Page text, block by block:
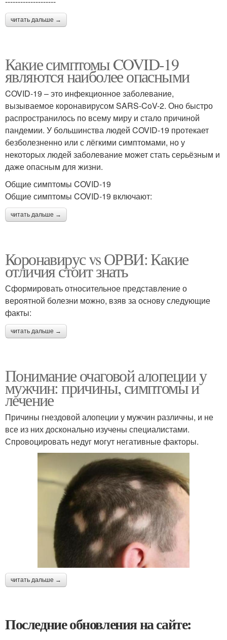
читать дальше →
Какие симптомы COVID-19
являются наиболее опасными
COVID-19 – это инфекционное заболевание,
вызываемое коронавирусом SARS-CoV-2. Оно быстро
распространилось по всему миру и стало причиной
пандемии. У большинства людей COVID-19 протекает
безболезненно или с лёгкими симптомами, но у
некоторых людей заболевание может стать серьёзным и
даже опасным для жизни.
Общие симптомы COVID-19
Общие симптомы COVID-19 включают:
читать дальше →
Коронавирус vs ОРВИ: Какие
отличия стоит знать
Сформировать относительное представление о
вероятной болезни можно, взяв за основу следующие
факты:
читать дальше →
Понимание очаговой алопеции у
мужчин: причины, симптомы и
лечение
Причины гнездовой алопеции у мужчин различны, и не
все из них досконально изучены специалистами.
Спровоцировать недуг могут негативные факторы.
читать дальше →
Последние обновления на сайте: